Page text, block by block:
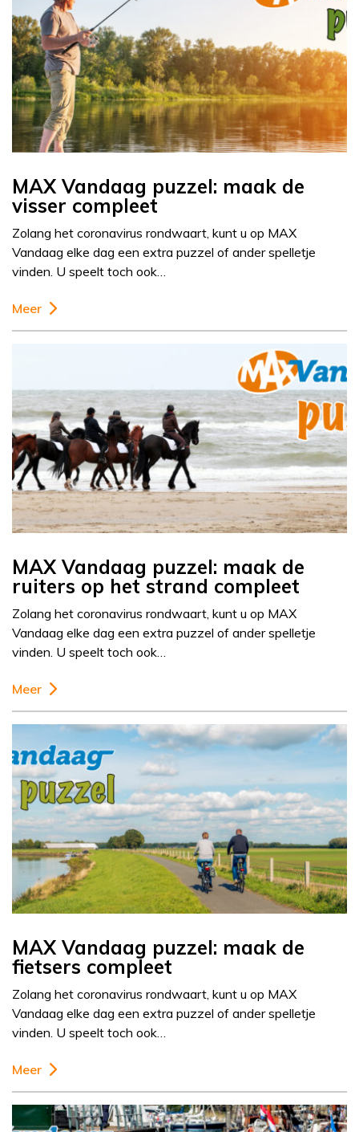
MAX Vandaag puzzel: maak de
visser compleet
Zolang het coronavirus rondwaart, kunt u op MAX
Vandaag elke dag een extra puzzel of ander spelletje
vinden. U speelt toch ook…
Meer
MAX Vandaag puzzel: maak de
ruiters op het strand compleet
Zolang het coronavirus rondwaart, kunt u op MAX
Vandaag elke dag een extra puzzel of ander spelletje
vinden. U speelt toch ook…
Meer
MAX Vandaag puzzel: maak de
fietsers compleet
Zolang het coronavirus rondwaart, kunt u op MAX
Vandaag elke dag een extra puzzel of ander spelletje
vinden. U speelt toch ook…
Meer